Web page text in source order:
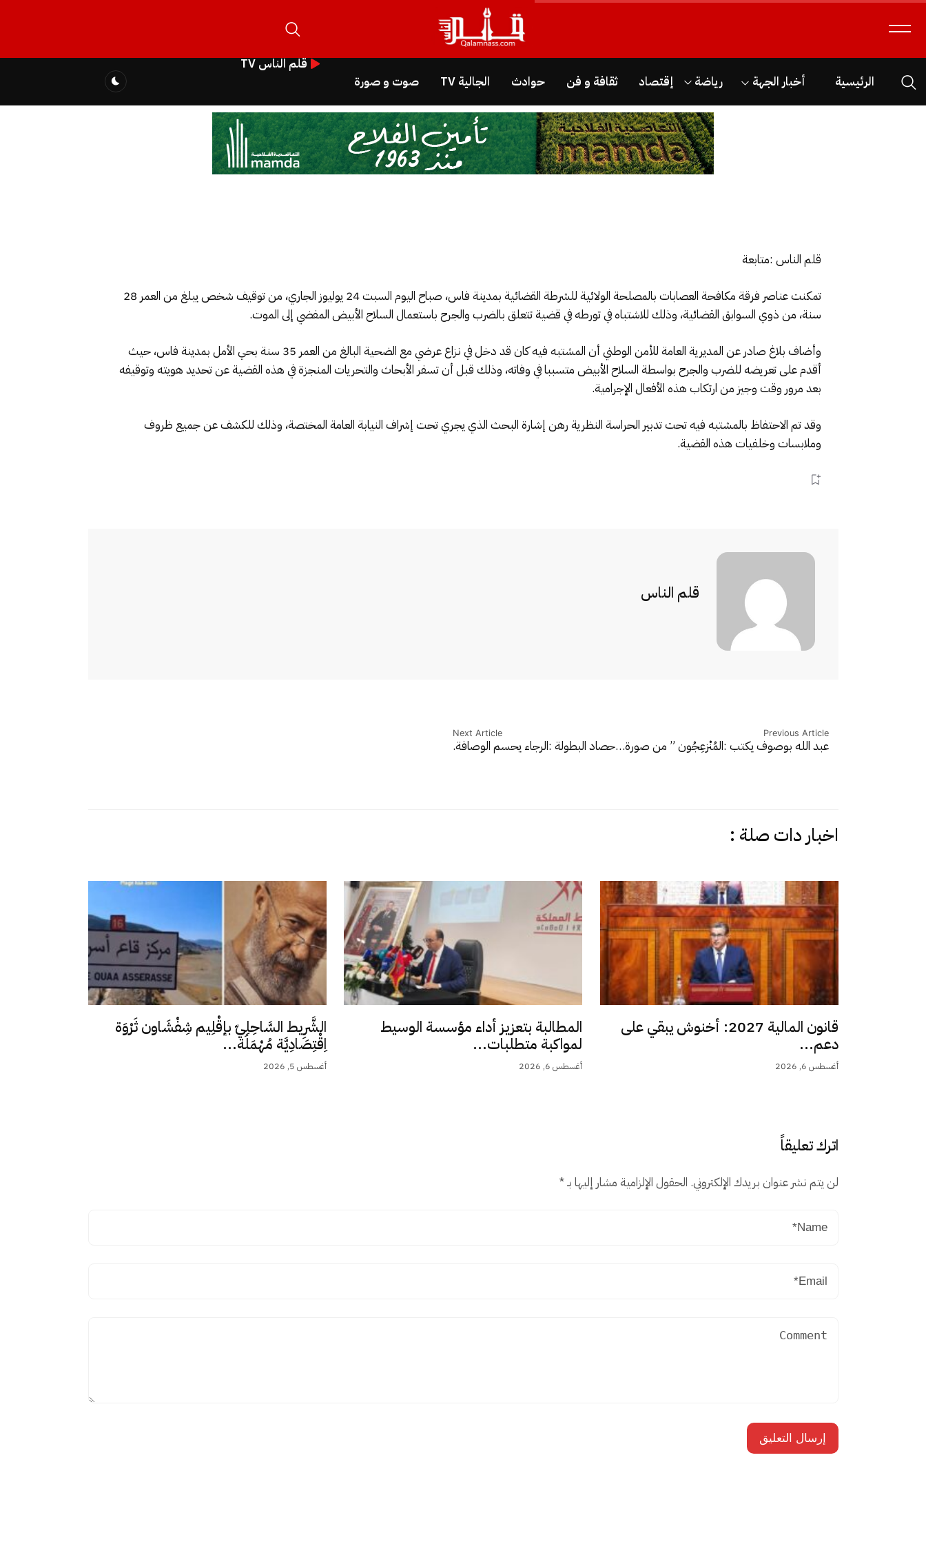
الرئيسية أخبار الجهة رياضة إقتصاد ثقافة و فن حوادث الجالية TV صوت و صورة
قلم الناس TV
قلم الناس :متابعة
تمكنت عناصر فرقة مكافحة العصابات بالمصلحة الولائية للشرطة القضائية بمدينة فاس، صباح اليوم السبت 24 يوليوز الجاري، من توقيف شخص يبلغ من العمر 28
سنة، من ذوي السوابق القضائية، وذلك للاشتباه في تورطه في قضية تتعلق بالضرب والجرح باستعمال السلاح الأبيض المفضي إلى الموت.
وأضاف بلاغ صادر عن المديرية العامة للأمن الوطني أن المشتبه فيه كان قد دخل في نزاع عرضي مع الضحية البالغ من العمر 35 سنة بحي الأمل بمدينة فاس، حيث
أقدم على تعريضه للضرب والجرح بواسطة السلاح الأبيض متسببا في وفاته، وذلك قبل أن تسفر الأبحاث والتحريات المنجزة في هذه القضية عن تحديد هويته وتوقيفه
بعد مرور وقت وجيز من ارتكاب هذه الأفعال الإجرامية.
وقد تم الاحتفاظ بالمشتبه فيه تحت تدبير الحراسة النظرية رهن إشارة البحث الذي يجري تحت إشراف النيابة العامة المختصة، وذلك للكشف عن جميع ظروف
وملابسات وخلفيات هذه القضية.
قلم الناس
Previous Article
عبد الله بوصوف يكتب :المُنْزعِجُون ” من صورة…
Next Article
حصاد البطولة :الرجاء يحسم الوصافة.
اخبار دات صلة :
قانون المالية 2027: أخنوش يبقي على
دعم...
أغسطس 6, 2026
المطالبة بتعزيز أداء مؤسسة الوسيط
لمواكبة متطلبات...
أغسطس 6, 2026
الشَّرِيط السَّاحِلِيّ بإقْلِيم شِفْشَاون ثَرْوَة
اِقْتِصَادِيَّة مُهْمَلَة...
أغسطس 5, 2026
اترك تعليقاً
لن يتم نشر عنوان بريدك الإلكتروني. الحقول الإلزامية مشار إليها بـ*